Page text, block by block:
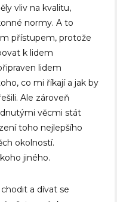
vliv na kvalitu,
normy. A to
přístupem, protože
k lidem
lidem
co mi říkají a jak by
Ale zároveň
věcmi stát
toho nejlepšího
okolností.
jiného.
a dívat se